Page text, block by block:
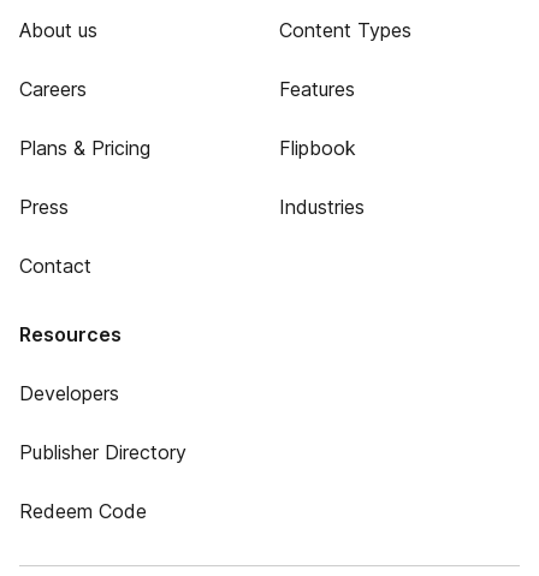
About us
Careers
Plans & Pricing
Press
Contact
Content Types
Features
Flipbook
Industries
Resources
Developers
Publisher Directory
Redeem Code